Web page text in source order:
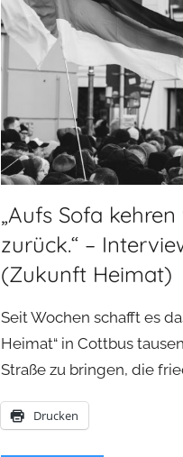
„Aufs Sofa
zurück.“ –
(Zukunft Heimat)
Seit Wochen schafft es
Heimat“ in Cottbus
Straße zu bringen, die
Drucken